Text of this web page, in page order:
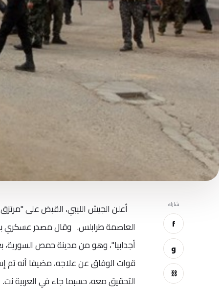
شارك
f
و
⛓
أعلن الجيش الليبي، القبض على
العاصمة طرابلس. وقال مصدر عسكري
أجدابيا"، وهو من مدينة حمص السورية،
قوات الوفاق عن علاجه، مضيفا أنه تم
التحقيق معه، حسبما جاء في العربية